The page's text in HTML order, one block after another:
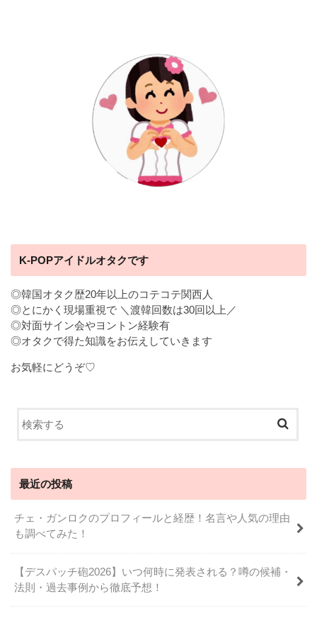
K-POPアイドルオタクです
◎韓国オタク歴20年以上のコテコテ関西人
◎とにかく現場重視で ＼渡韓回数は30回以上／
◎対面サイン会やヨントン経験有
◎オタクで得た知識をお伝えしていきます
お気軽にどうぞ♡
最近の投稿
チェ・ガンロクのプロフィールと経歴！名言や人気の理由
も調べてみた！
【デスパッチ砲2026】いつ何時に発表される？噂の候補・
法則・過去事例から徹底予想！